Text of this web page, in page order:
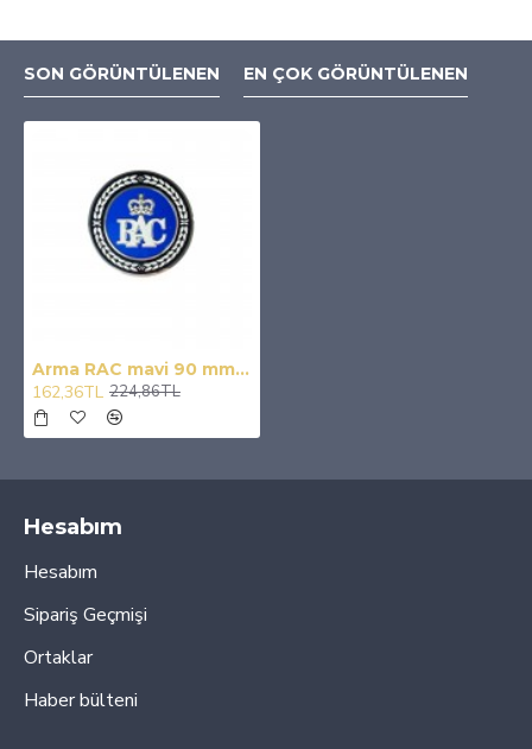
SON GÖRÜNTÜLENEN EN ÇOK GÖRÜNTÜLENEN
Arma RAC mavi 90 mm / YACIY215
162,36TL 224,86TL
Hesabım
Hesabım
Sipariş Geçmişi
Ortaklar
Haber bülteni